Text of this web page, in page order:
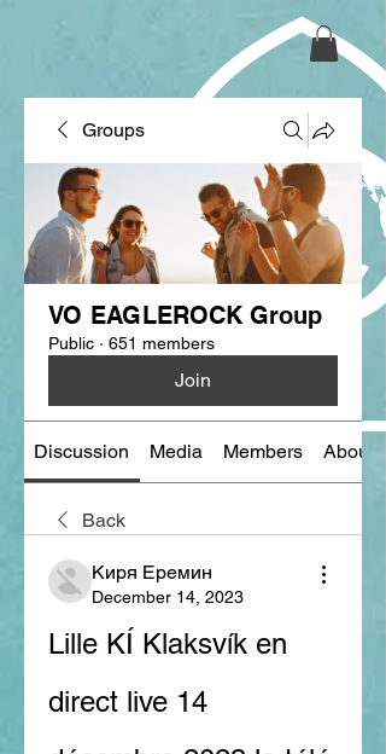
Groups
VO EAGLEROCK Group
Public · 651 members
Join
Discussion Media Members About
Back
Киря Еремин
December 14, 2023
Lille KÍ Klaksvík en
direct live 14